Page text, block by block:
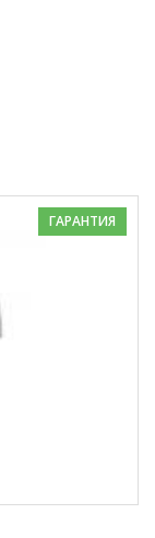
ГАРАНТИЯ